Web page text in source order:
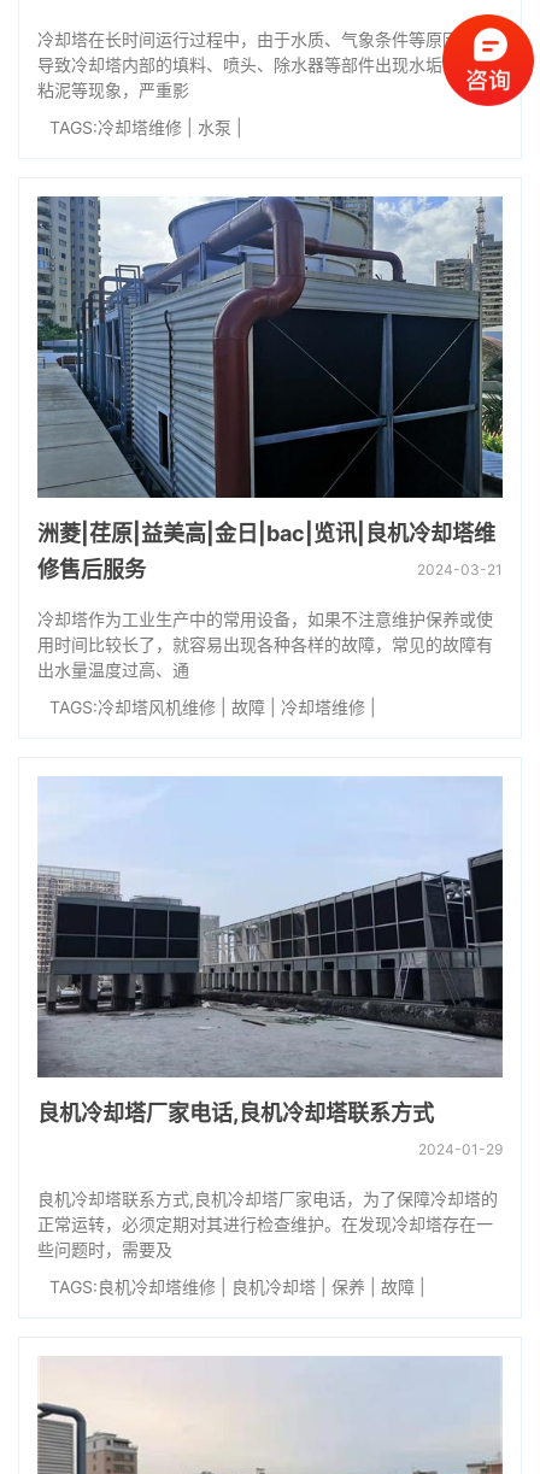
冷却塔在长时间运行过程中，由于水质、气象条件等原因，会
导致冷却塔内部的填料、喷头、除水器等部件出现水垢、生物
粘泥等现象，严重影
TAGS:冷却塔维修 水泵
洲菱|荏原|益美高|金日|bac|览讯|良机冷却塔维
修售后服务
2024-03-21
冷却塔作为工业生产中的常用设备，如果不注意维护保养或使
用时间比较长了，就容易出现各种各样的故障，常见的故障有
出水量温度过高、通
TAGS:冷却塔风机维修 故障 冷却塔维修
良机冷却塔厂家电话,良机冷却塔联系方式
2024-01-29
良机冷却塔联系方式,良机冷却塔厂家电话，为了保障冷却塔的
正常运转，必须定期对其进行检查维护。在发现冷却塔存在一
些问题时，需要及
TAGS:良机冷却塔维修 良机冷却塔 保养 故障